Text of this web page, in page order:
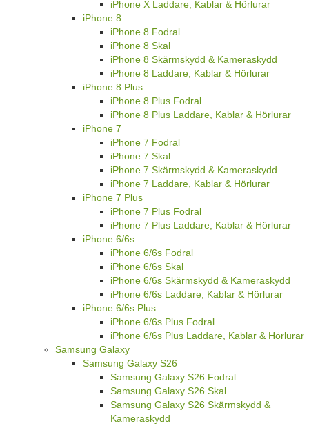
iPhone X Laddare, Kablar & Hörlurar
iPhone 8
iPhone 8 Fodral
iPhone 8 Skal
iPhone 8 Skärmskydd & Kameraskydd
iPhone 8 Laddare, Kablar & Hörlurar
iPhone 8 Plus
iPhone 8 Plus Fodral
iPhone 8 Plus Laddare, Kablar & Hörlurar
iPhone 7
iPhone 7 Fodral
iPhone 7 Skal
iPhone 7 Skärmskydd & Kameraskydd
iPhone 7 Laddare, Kablar & Hörlurar
iPhone 7 Plus
iPhone 7 Plus Fodral
iPhone 7 Plus Laddare, Kablar & Hörlurar
iPhone 6/6s
iPhone 6/6s Fodral
iPhone 6/6s Skal
iPhone 6/6s Skärmskydd & Kameraskydd
iPhone 6/6s Laddare, Kablar & Hörlurar
iPhone 6/6s Plus
iPhone 6/6s Plus Fodral
iPhone 6/6s Plus Laddare, Kablar & Hörlurar
Samsung Galaxy
Samsung Galaxy S26
Samsung Galaxy S26 Fodral
Samsung Galaxy S26 Skal
Samsung Galaxy S26 Skärmskydd &
Kameraskydd